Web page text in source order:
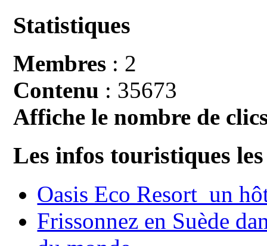
Statistiques
Membres : 2
Contenu : 35673
Affiche le nombre de
Les infos touristiques
Oasis Eco Resort un
Frissonnez en Suède